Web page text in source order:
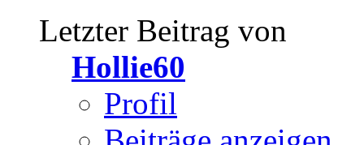
Letzter Beitrag von
Hollie60
Profil